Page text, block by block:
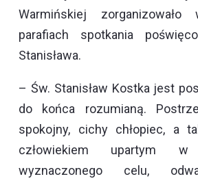
Warmińskiej
parafiach spotkania
Stanisława.
– Św. Stanisław Kostka jest
do końca rozumianą.
spokojny, cichy chłopiec, a
człowiekiem upartym
wyznaczonego celu,